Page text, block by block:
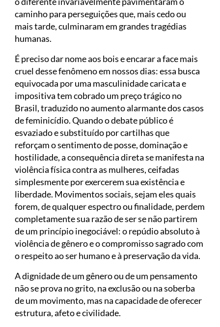
caminho para perseguições que, mais cedo ou
mais tarde, culminaram em grandes tragédias
humanas.
É preciso dar nome aos bois e encarar a face mais
cruel desse fenômeno em nossos dias: essa busca
equivocada por uma masculinidade caricata e
impositiva tem cobrado um preço trágico no
Brasil, traduzido no aumento alarmante dos casos
de feminicídio. Quando o debate público é
esvaziado e substituído por cartilhas que
reforçam o sentimento de posse, dominação e
hostilidade, a consequência direta se manifesta na
violência física contra as mulheres, ceifadas
simplesmente por exercerem sua existência e
liberdade. Movimentos sociais, sejam eles quais
forem, de qualquer espectro ou finalidade, perdem
completamente sua razão de ser se não partirem
de um princípio inegociável: o repúdio absoluto à
violência de gênero e o compromisso sagrado com
o respeito ao ser humano e à preservação da vida.
A dignidade de um gênero ou de um pensamento
não se prova no grito, na exclusão ou na soberba
de um movimento, mas na capacidade de oferecer
estrutura, afeto e civilidade.